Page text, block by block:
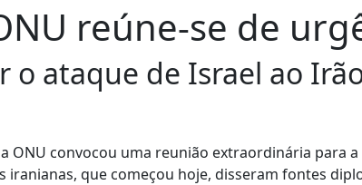
reúne-se de
o ataque de Israel ao
ONU convocou uma reunião extraordinária para
que começou hoje, disseram fontes